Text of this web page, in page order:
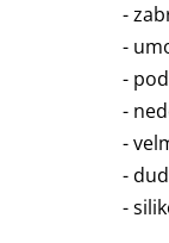
-
-
-
-
-
-
-